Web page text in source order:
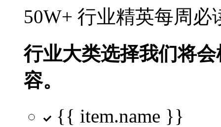
50W+ 行业精英每周
行业大类选择我们将
容。
{{ item.name }}